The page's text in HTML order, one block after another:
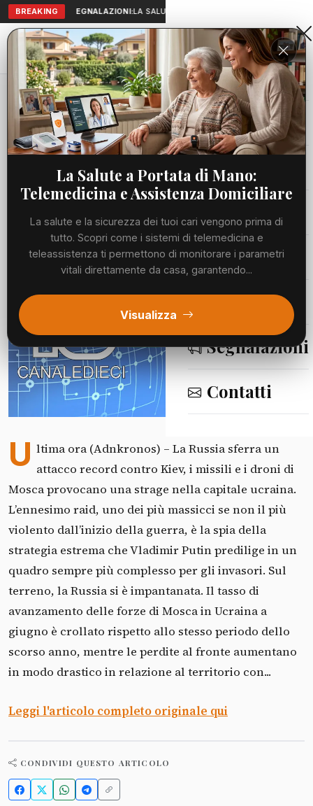
BREAKING SEGNALAZIONI:LA SALUTE A PORTATA DI MANO:
Aranova • NET
PORTALE UTILE AL TERRITORIO
Home
Cronaca
Viabilità
Utilità
Meteo
Eventi
Segnalazioni
Contatti
Cronaca Ucraina, Russia non avanza più: a giugno frenata...
CRONACA
Ucraina, Russia non avanza più: a
giugno frenata record di Mosca
U ltima ora (Adnkronos) – La Russia sferra un
attacco record contro Kiev, i missili e i droni di
Mosca provocano una strage nella capitale ucraina.
L’ennesimo raid, uno dei più massicci se non il più
violento dall’inizio della guerra, è la spia della
strategia estrema che Vladimir Putin predilige in un
quadro sempre più complesso per gli invasori. Sul
terreno, la Russia si è impantanata. Il tasso di
avanzamento delle forze di Mosca in Ucraina a
giugno è crollato rispetto allo stesso periodo dello
scorso anno, mentre le perdite al fronte aumentano
in modo drastico in relazione al territorio con...
Leggi l'articolo completo originale qui
CONDIVIDI QUESTO ARTICOLO
La Salute a Portata di Mano:
Telemedicina e Assistenza Domiciliare
La salute e la sicurezza dei tuoi cari vengono prima di
tutto. Scopri come i sistemi di telemedicina e
teleassistenza ti permettono di monitorare i parametri
vitali direttamente da casa, garantendo...
Visualizza